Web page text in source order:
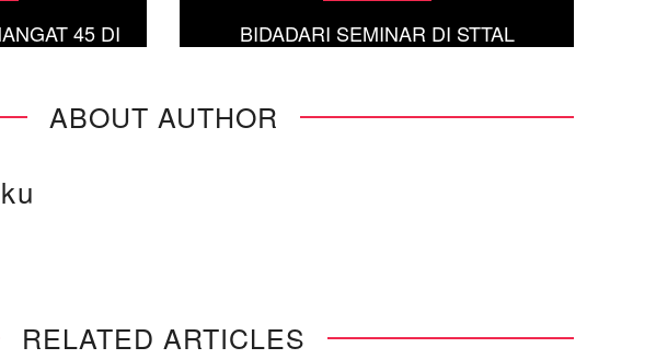
45 DI
BIDADARI SEMINAR DI STTAL
ABOUT AUTHOR
RELATED ARTICLES